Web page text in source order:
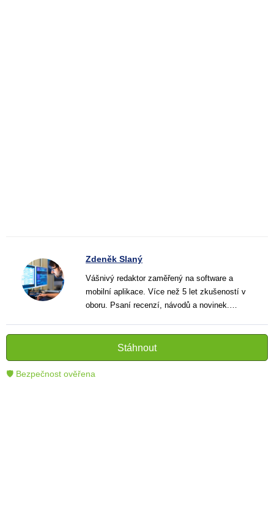
Zdeněk Slaný
Vášnivý redaktor zaměřený na software a
mobilní aplikace. Více než 5 let zkušeností v
oboru. Psaní recenzí, návodů a novinek.
pomáhají čtenářům lépe porozumět a využít
moderní technologie.
Stáhnout
🛡 Bezpečnost ověřena